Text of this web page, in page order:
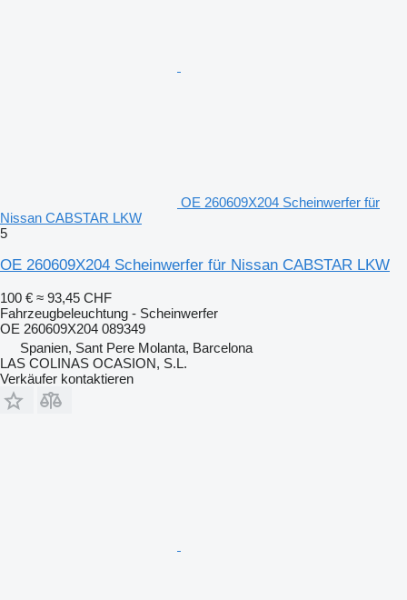
OE 260609X204 Scheinwerfer für
Nissan CABSTAR LKW
5
OE 260609X204 Scheinwerfer für Nissan CABSTAR LKW
100 € ≈ 93,45 CHF
Fahrzeugbeleuchtung - Scheinwerfer
OE 260609X204 089349
Spanien, Sant Pere Molanta, Barcelona
LAS COLINAS OCASION, S.L.
Verkäufer kontaktieren